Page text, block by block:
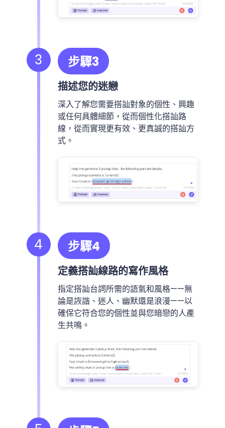
3 步驟3
描述您的迷戀
深入了解您需要搭訕對象的個性、興趣
或任何具體細節，從而個性化搭訕路
線，從而實現更有效、更真誠的搭訕方
式。
步驟4
定義搭訕線路的寫作風格
指定搭訕台詞所需的語氣和風格——無
論是詼諧、迷人、幽默還是浪漫——以
確保它符合您的個性並與您暗戀的人產
生共鳴。
4